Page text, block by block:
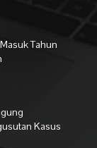
Tahun
Kasus